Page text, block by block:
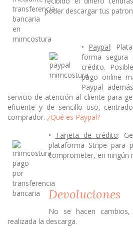
poder descargar tus
• Paypal:
forma
crédito.
pago online
Paypal
servicio de atención al cliente para
eficiente y de sencillo uso,
comprador. ¿Qué es Paypal?
• Tarjeta de crédito:
plataforma Stripe para
comprometer, en ningún
Devoluciones
No se hacen
realizada la descarga.